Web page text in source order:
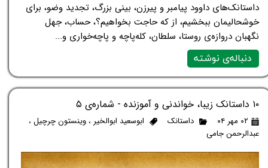
داستانک‌های داوود پیامبر و پیرزن، بینی بزرگ، تجدید وضو، برای
خوشحالیمان ببخشیم، از که حاجت بخواهیم؟، حساب، جهل
نگهبان دروازه‌ی روستا، سلطان، کله‌پاچه و پاچه‌خواری و...
دنباله‌ی نوشته
۱۰ داستانک زیبا، خواندنی و آموزنده - شماره‌ی ۵
۰۲ مهر ۰۴ داستانک ابوسعید ابوالخیر ، وینستون چرچیل،
عبدالرحمن جامی